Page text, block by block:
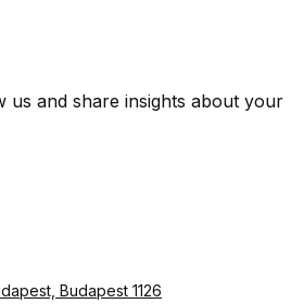
us and share insights about your
Budapest 1126